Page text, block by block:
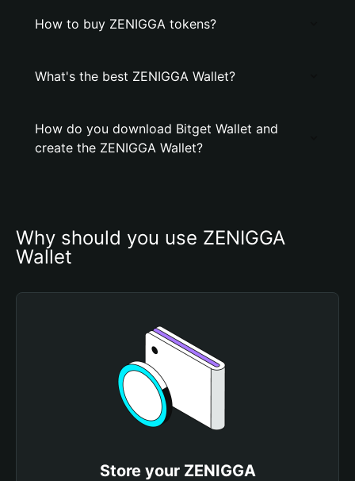
How to buy ZENIGGA tokens?
What's the best ZENIGGA Wallet?
How do you download Bitget Wallet and
create the ZENIGGA Wallet?
Why should you use ZENIGGA
Wallet
Store your ZENIGGA